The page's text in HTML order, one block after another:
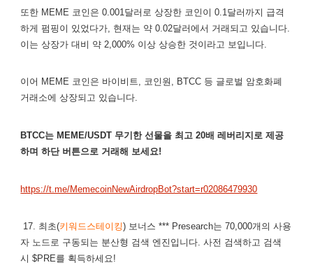
또한 MEME 코인은 0.001달러로 상장한 코인이 0.1달러까지 급격
하게 펌핑이 있었다가, 현재는 약 0.02달러에서 거래되고 있습니다.
이는 상장가 대비 약 2,000% 이상 상승한 것이라고 보입니다.
이어 MEME 코인은 바이비트, 코인원, BTCC 등 글로벌 암호화폐
거래소에 상장되고 있습니다.
BTCC는 MEME/USDT 무기한 선물을 최고 20배 레버리지로 제공
하며 하단 버튼으로 거래해 보세요!
https://t.me/MemecoinNewAirdropBot?start=r02086479930
17. 최초(키워드스테이킹) 보너스 *** Presearch는 70,000개의 사용
자 노드로 구동되는 분산형 검색 엔진입니다. 사전 검색하고 검색
시 $PRE를 획득하세요!